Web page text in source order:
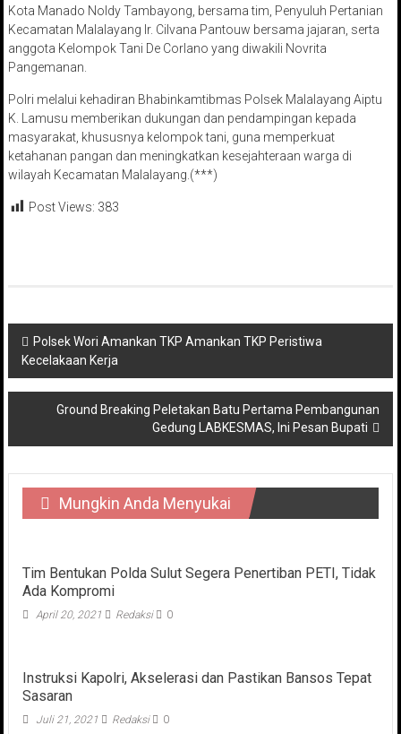
Kota Manado Noldy Tambayong, bersama tim, Penyuluh Pertanian
Kecamatan Malalayang Ir. Cilvana Pantouw bersama jajaran, serta
anggota Kelompok Tani De Corlano yang diwakili Novrita
Pangemanan.
Polri melalui kehadiran Bhabinkamtibmas Polsek Malalayang Aiptu
K. Lamusu memberikan dukungan dan pendampingan kepada
masyarakat, khususnya kelompok tani, guna memperkuat
ketahanan pangan dan meningkatkan kesejahteraan warga di
wilayah Kecamatan Malalayang.(***)
Post Views: 383
Navigasi
pos
Polsek Wori Amankan TKP Amankan TKP Peristiwa
Kecelakaan Kerja
Ground Breaking Peletakan Batu Pertama Pembangunan
Gedung LABKESMAS, Ini Pesan Bupati
Mungkin Anda Menyukai
Tim Bentukan Polda Sulut Segera Penertiban PETI, Tidak
Ada Kompromi
April 20, 2021 Redaksi 0
Instruksi Kapolri, Akselerasi dan Pastikan Bansos Tepat
Sasaran
Juli 21, 2021 Redaksi 0